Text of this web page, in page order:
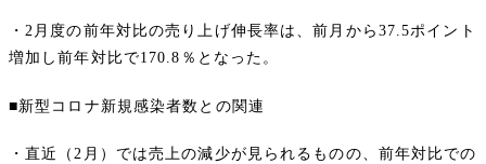
・2月度の前年対比の売り上げ伸長率は、前月から37.5ポイント
増加し前年対比で170.8％となった。
■新型コロナ新規感染者数との関連
・直近（2月）では売上の減少が見られるものの、前年対比での